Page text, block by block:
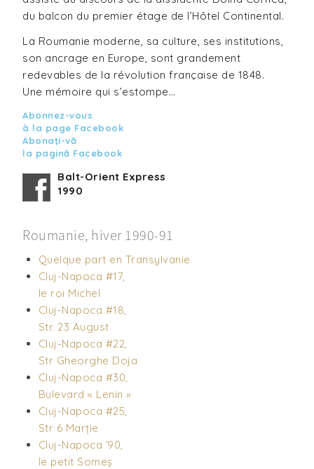
du balcon du premier étage de l’Hôtel Continental.
La Roumanie moderne, sa culture, ses institutions,
son ancrage en Europe, sont grandement
redevables de la révolution française de 1848.
Une mémoire qui s’estompe…
Abonnez-vous
à la page Facebook
Abonaţi-vă
la pagină Facebook
Balt-Orient Express
1990
Roumanie, hiver 1990-91
Quelque part en Transylvanie
Cluj-Napoca #17,
le roi Michel
Cluj-Napoca #18,
Str. 23 August
Cluj-Napoca #22,
Str Gheorghe Doja
Cluj-Napoca #30,
Bulevard « Lenin »
Cluj-Napoca #25,
Str 6 Marție
Cluj-Napoca ’90,
le petit Someș